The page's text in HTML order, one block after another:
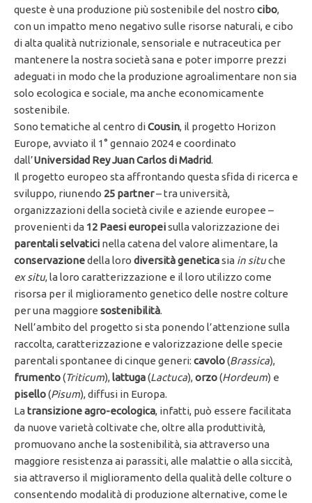
queste è una produzione più sostenibile del nostro cibo,
con un impatto meno negativo sulle risorse naturali, e cibo
di alta qualità nutrizionale, sensoriale e nutraceutica per
mantenere la nostra società sana e poter imporre prezzi
adeguati in modo che la produzione agroalimentare non sia
solo ecologica e sociale, ma anche economicamente
sostenibile.
Sono tematiche al centro diCousin, il progetto Horizon
Europe, avviato il 1° gennaio 2024 e coordinato
dall’Universidad Rey Juan Carlos di Madrid.
Il progetto europeo sta affrontando questa sfida di ricerca e
sviluppo, riunendo 25 partner– tra università,
organizzazioni della società civile e aziende europee –
provenienti da 12 Paesi europeisulla valorizzazione dei
parentali selvatici nella catena del valore alimentare, la
conservazionedella loro diversità geneticasia in situche
ex situ, la loro caratterizzazione e il loro utilizzo come
risorsa per il miglioramento genetico delle nostre colture
per una maggiore sostenibilità.
Nell’ambito del progetto si sta ponendo l’attenzione sulla
raccolta, caratterizzazione e valorizzazione delle specie
parentali spontanee di cinque generi: cavolo(Brassica),
frumento(Triticum),lattuga(Lactuca),orzo(Hordeum) e
pisello(Pisum), diffusi in Europa.
Latransizione agro-ecologica, infatti, può essere facilitata
da nuove varietà coltivate che, oltre alla produttività,
promuovano anche la sostenibilità, sia attraverso una
maggiore resistenza ai parassiti, alle malattie o alla siccità,
sia attraverso il miglioramento della qualità delle colture o
consentendo modalità di produzione alternative, come le